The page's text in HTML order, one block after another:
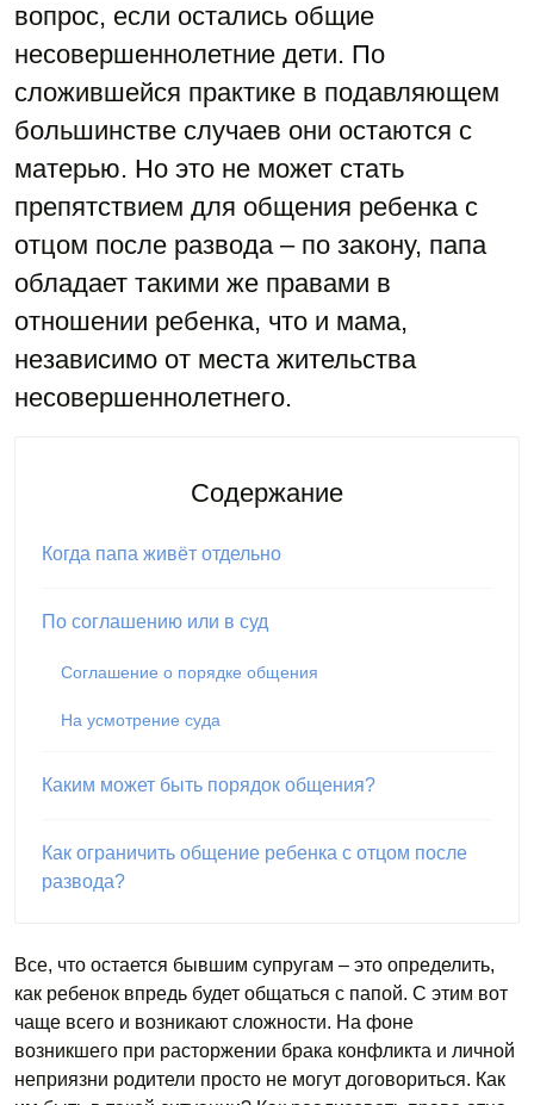
вопрос, если остались общие
несовершеннолетние дети. По
сложившейся практике в подавляющем
большинстве случаев они остаются с
матерью. Но это не может стать
препятствием для общения ребенка с
отцом после развода – по закону, папа
обладает такими же правами в
отношении ребенка, что и мама,
независимо от места жительства
несовершеннолетнего.
Содержание
Когда папа живёт отдельно
По соглашению или в суд
Соглашение о порядке общения
На усмотрение суда
Каким может быть порядок общения?
Как ограничить общение ребенка с отцом после
развода?
Все, что остается бывшим супругам – это определить,
как ребенок впредь будет общаться с папой. С этим вот
чаще всего и возникают сложности. На фоне
возникшего при расторжении брака конфликта и личной
неприязни родители просто не могут договориться. Как